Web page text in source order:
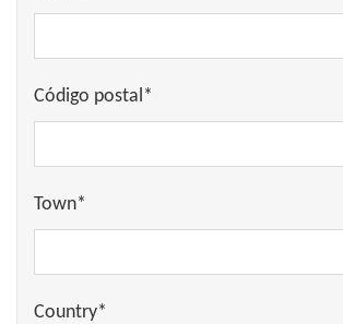
Código postal*
Town*
Country*